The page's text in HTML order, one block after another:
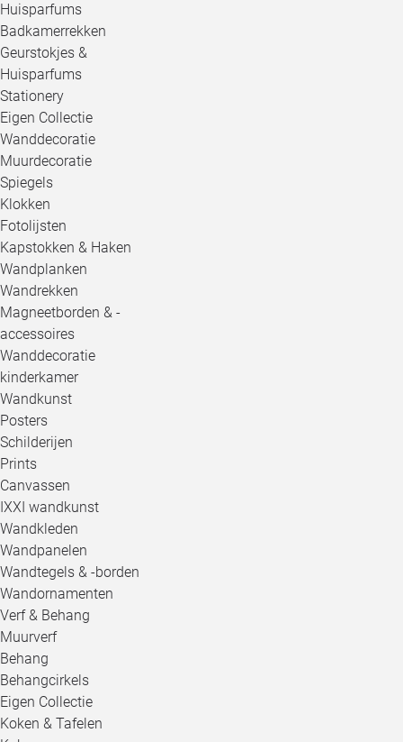
Huisparfums
Badkamerrekken
Geurstokjes &
Huisparfums
Stationery
Eigen Collectie
Wanddecoratie
Muurdecoratie
Spiegels
Klokken
Fotolijsten
Kapstokken & Haken
Wandplanken
Wandrekken
Magneetborden & -
accessoires
Wanddecoratie
kinderkamer
Wandkunst
Posters
Schilderijen
Prints
Canvassen
IXXI wandkunst
Wandkleden
Wandpanelen
Wandtegels & -borden
Wandornamenten
Verf & Behang
Muurverf
Behang
Behangcirkels
Eigen Collectie
Koken & Tafelen